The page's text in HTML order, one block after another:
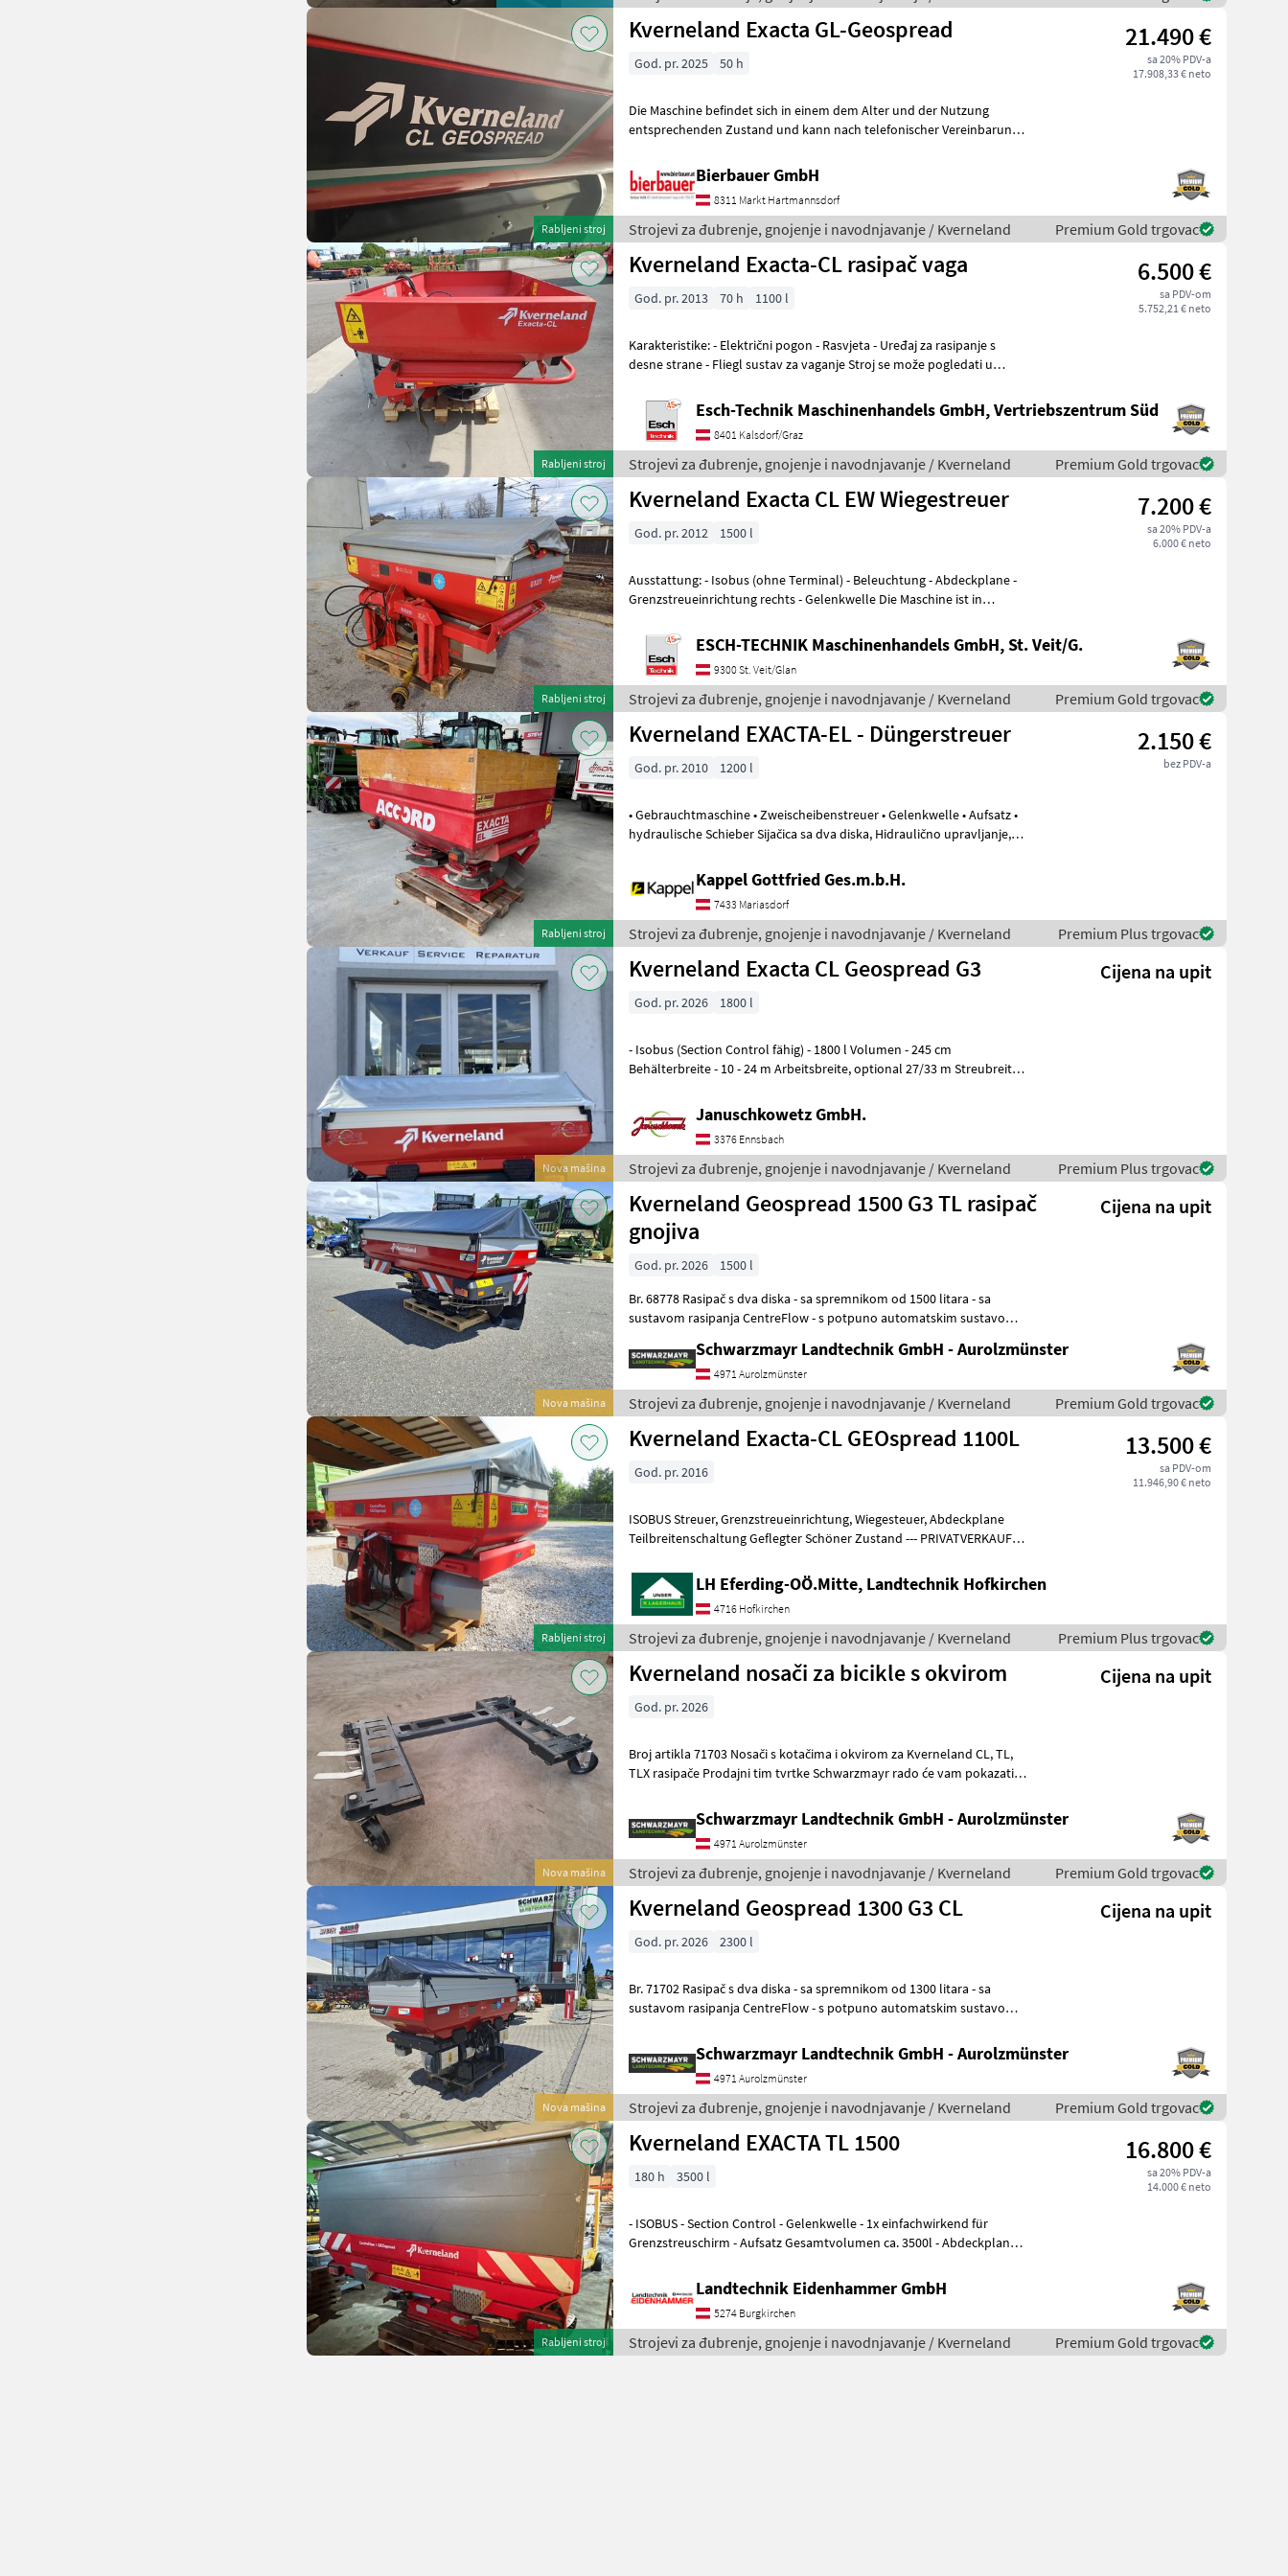
Rabljeni stroj
Kverneland Exacta GL-Geospread 21.490 €
sa 20% PDV-a
17.908,33 € neto
God. pr. 2025 50 h
Die Maschine befindet sich in einem dem Alter und der Nutzung
entsprechenden Zustand und kann nach telefonischer Vereinbarung
Bierbauer GmbH
8311 Markt Hartmannsdorf
Strojevi za đubrenje, gnojenje i navodnjavanje / Kverneland Premium Gold trgovac
Rabljeni stroj
Kverneland Exacta-CL rasipač vaga 6.500 €
sa PDV-om
5.752,21 € neto
God. pr. 2013 70 h 1100 l
Karakteristike: - Električni pogon - Rasvjeta - Uređaj za rasipanje s
desne strane - Fliegl sustav za vaganje Stroj se može pogledati u
Esch-Technik Maschinenhandels GmbH, Vertriebszentrum Süd
8401 Kalsdorf/Graz
Strojevi za đubrenje, gnojenje i navodnjavanje / Kverneland Premium Gold trgovac
Rabljeni stroj
Kverneland Exacta CL EW Wiegestreuer 7.200 €
sa 20% PDV-a
6.000 € neto
God. pr. 2012 1500 l
Ausstattung: - Isobus (ohne Terminal) - Beleuchtung - Abdeckplane -
Grenzstreueinrichtung rechts - Gelenkwelle Die Maschine ist in
ESCH-TECHNIK Maschinenhandels GmbH, St. Veit/G.
9300 St. Veit/Glan
Strojevi za đubrenje, gnojenje i navodnjavanje / Kverneland Premium Gold trgovac
Rabljeni stroj
Kverneland EXACTA-EL - Düngerstreuer 2.150 €
bez PDV-a
God. pr. 2010 1200 l
• Gebrauchtmaschine • Zweischeibenstreuer • Gelenkwelle • Aufsatz •
hydraulische Schieber Sijačica sa dva diska, Hidraulično upravljanje,
Kappel Gottfried Ges.m.b.H.
7433 Mariasdorf
Strojevi za đubrenje, gnojenje i navodnjavanje / Kverneland Premium Plus trgovac
Nova mašina
Kverneland Exacta CL Geospread G3 Cijena na upit
God. pr. 2026 1800 l
- Isobus (Section Control fähig) - 1800 l Volumen - 245 cm
Behälterbreite - 10 - 24 m Arbeitsbreite, optional 27/33 m Streubreite -
Januschkowetz GmbH.
3376 Ennsbach
Strojevi za đubrenje, gnojenje i navodnjavanje / Kverneland Premium Plus trgovac
Nova mašina
Kverneland Geospread 1500 G3 TL rasipač
gnojiva
Cijena na upit
God. pr. 2026
1500 l
Br. 68778 Rasipač s dva diska - sa spremnikom od 1500 litara - sa
sustavom rasipanja CentreFlow - s potpuno automatskim sustavom
Schwarzmayr Landtechnik GmbH - Aurolzmünster
4971 Aurolzmünster
Strojevi za đubrenje, gnojenje i navodnjavanje / Kverneland Premium Gold trgovac
Rabljeni stroj
Kverneland Exacta-CL GEOspread 1100L 13.500 €
sa PDV-om
11.946,90 € neto
God. pr. 2016
ISOBUS Streuer, Grenzstreueinrichtung, Wiegesteuer, Abdeckplane
Teilbreitenschaltung Geflegter Schöner Zustand --- PRIVATVERKAUF
LH Eferding-OÖ.Mitte, Landtechnik Hofkirchen
4716 Hofkirchen
Strojevi za đubrenje, gnojenje i navodnjavanje / Kverneland Premium Plus trgovac
Nova mašina
Kverneland nosači za bicikle s okvirom Cijena na upit
God. pr. 2026
Broj artikla 71703 Nosači s kotačima i okvirom za Kverneland CL, TL,
TLX rasipače Prodajni tim tvrtke Schwarzmayr rado će vam pokazati
Schwarzmayr Landtechnik GmbH - Aurolzmünster
4971 Aurolzmünster
Strojevi za đubrenje, gnojenje i navodnjavanje / Kverneland Premium Gold trgovac
Nova mašina
Kverneland Geospread 1300 G3 CL Cijena na upit
God. pr. 2026 2300 l
Br. 71702 Rasipač s dva diska - sa spremnikom od 1300 litara - sa
sustavom rasipanja CentreFlow - s potpuno automatskim sustavom
Schwarzmayr Landtechnik GmbH - Aurolzmünster
4971 Aurolzmünster
Strojevi za đubrenje, gnojenje i navodnjavanje / Kverneland Premium Gold trgovac
Rabljeni stroj
Kverneland EXACTA TL 1500 16.800 €
sa 20% PDV-a
14.000 € neto
180 h 3500 l
- ISOBUS - Section Control - Gelenkwelle - 1x einfachwirkend für
Grenzstreuschirm - Aufsatz Gesamtvolumen ca. 3500l - Abdeckplane -
Landtechnik Eidenhammer GmbH
5274 Burgkirchen
Strojevi za đubrenje, gnojenje i navodnjavanje / Kverneland Premium Gold trgovac